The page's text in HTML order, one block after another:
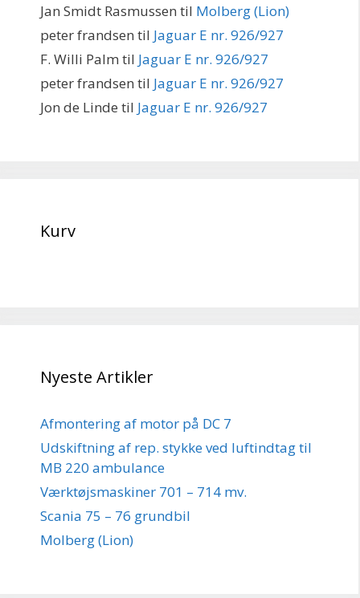
Jan Smidt Rasmussen til Molberg (Lion)
peter frandsen til Jaguar E nr. 926/927
F. Willi Palm til Jaguar E nr. 926/927
peter frandsen til Jaguar E nr. 926/927
Jon de Linde til Jaguar E nr. 926/927
Kurv
Nyeste Artikler
Afmontering af motor på DC 7
Udskiftning af rep. stykke ved luftindtag til
MB 220 ambulance
Værktøjsmaskiner 701 – 714 mv.
Scania 75 – 76 grundbil
Molberg (Lion)